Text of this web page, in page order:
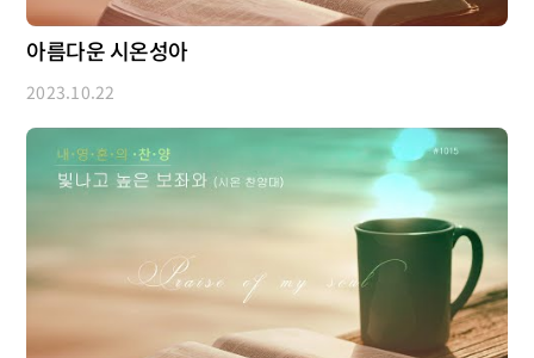
아름다운 시온성아
2023.10.22